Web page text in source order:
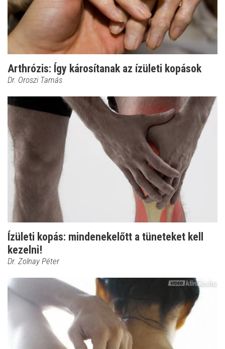
Arthrózis: Így károsítanak az ízületi kopások
Dr. Oroszi Tamás
Ízületi kopás: mindenekelőtt a tüneteket kell
kezelni!
Dr. Zolnay Péter